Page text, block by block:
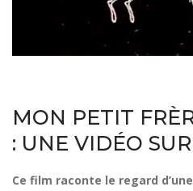
MON PETIT
: UNE VIDÉO
Ce film raconte le regard